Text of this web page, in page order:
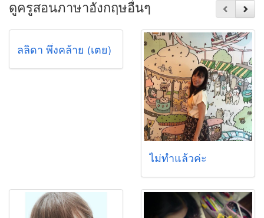
ดูครูสอนภาษาอังกฤษอื่นๆ
ลลิดา พึ่งคล้าย (เตย)
ไม่ทำแล้วค่ะ